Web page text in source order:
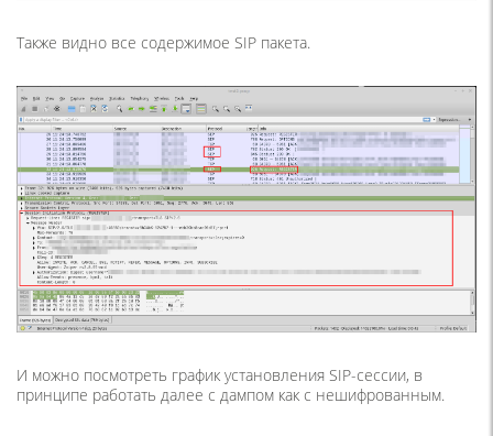
Также видно все содержимое SIP пакета.
И можно посмотреть график установления SIP-сессии, в
принципе работать далее с дампом как с нешифрованным.